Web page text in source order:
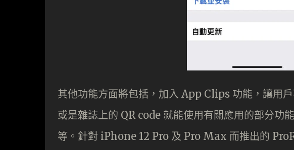
其他功能方面將包括，加入 App Clips 功能，讓用
或是雜誌上的 QR code 就能使用有關應用的部分功
等。針對 iPhone 12 Pro 及 Pro Max 而推出的